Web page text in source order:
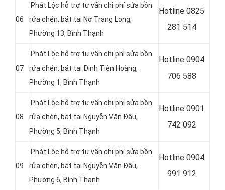
06
Phát Lộc hỗ trợ tư vấn chi phí sửa bồn
rửa chén, bát tại Nơ Trang Long,
Phường 13, Bình Thạnh
Hotline 0825
281 514
07
Phát Lộc hỗ trợ tư vấn chi phí sửa bồn
rửa chén, bát tại Đinh Tiên Hoàng,
Phường 1, Bình Thạnh
Hotline 0904
706 588
08
Phát Lộc hỗ trợ tư vấn chi phí sửa bồn
rửa chén, bát tại Nguyễn Văn Đậu,
Phường 5, Bình Thạnh
Hotline 0901
742 092
09
Phát Lộc hỗ trợ tư vấn chi phí sửa bồn
rửa chén, bát tại Nguyễn Văn Đậu,
Phường 6, Bình Thạnh
Hotline 0904
991 912